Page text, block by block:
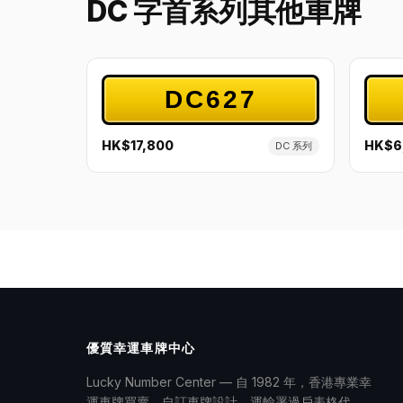
DC 字首系列其他車牌
DC627
HK$17,800 DC 系列
優質幸運車牌中心
Lucky Number Center — 自 1982 年，香港專業幸